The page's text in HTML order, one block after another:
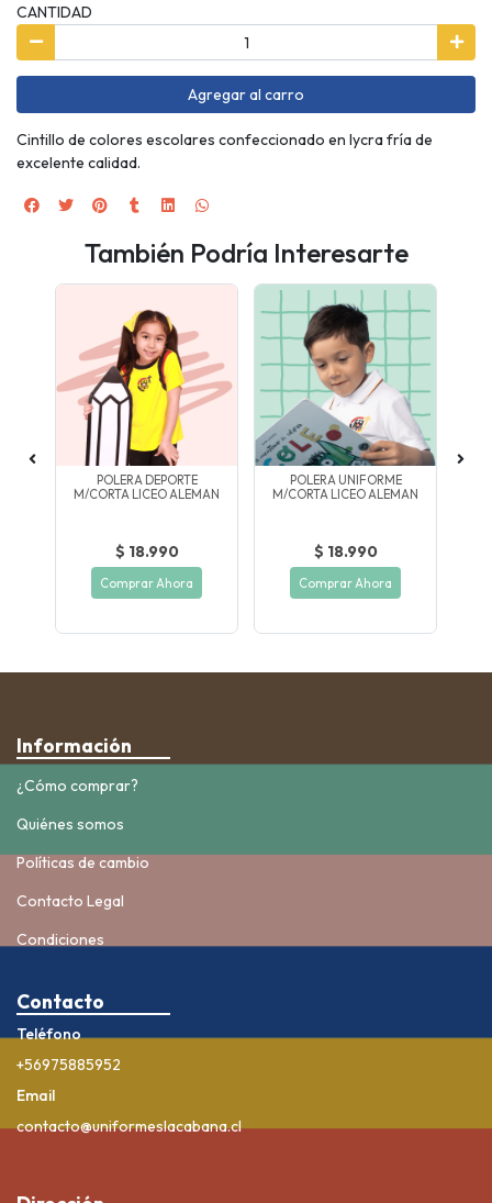
CANTIDAD
Agregar al carro
Cintillo de colores escolares confeccionado en lycra fría de
excelente calidad.
También Podría Interesarte
POLERA DEPORTE
M/CORTA LICEO ALEMAN
$ 18.990
Comprar Ahora
POLERA UNIFORME
M/CORTA LICEO ALEMAN
$ 18.990
Comprar Ahora
Información
¿Cómo comprar?
Quiénes somos
Políticas de cambio
Contacto Legal
Condiciones
Contacto
Teléfono
+56975885952
Email
contacto@uniformeslacabana.cl